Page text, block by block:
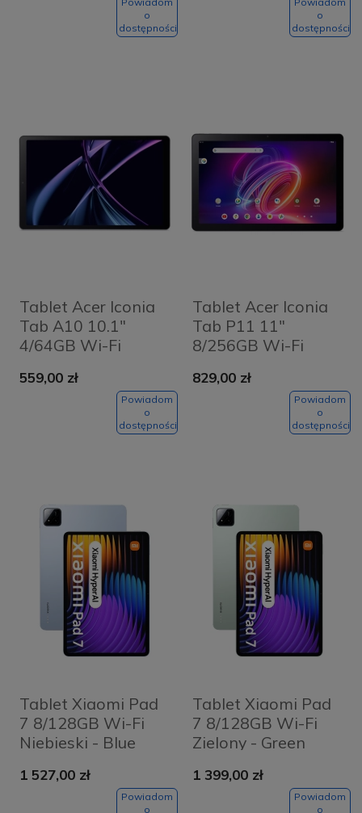
o
dostępności
o
dostępności
Tablet Acer Iconia
Tab A10 10.1"
4/64GB Wi-Fi
559,00 zł
Powiadom
o
dostępności
Tablet Acer Iconia
Tab P11 11"
8/256GB Wi-Fi
829,00 zł
Powiadom
o
dostępności
Tablet Xiaomi Pad
7 8/128GB Wi-Fi
Niebieski - Blue
1 527,00 zł
Powiadom
o
Tablet Xiaomi Pad
7 8/128GB Wi-Fi
Zielony - Green
1 399,00 zł
Powiadom
o